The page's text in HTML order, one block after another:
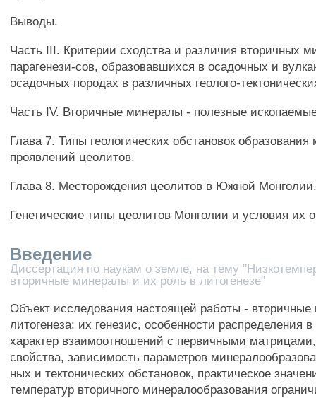
Выводы.
Часть III. Критерии сходства и различия вторичных
парагенези-сов, образовавшихся в осадочных и
осадочных породах в различных геолого-
Часть IV. Вторичные минералы - полезные
Глава 7. Типы геологических обстановок
проявлений цеолитов.
Глава 8. Месторождения цеолитов в Южной
Генетические типы цеолитов Монголии и условия их
Введение
Диссертация по наукам о земле, на тему
вторичные минералы и их роль в литогенезе"
Объект исследования настоящей работы -
литогенеза: их генезис, особенности распределения
характер взаимоотношений с первичными
свойства, зависимость параметров
ных и тектонических обстановок, практическое
температур вторичного минералообразования